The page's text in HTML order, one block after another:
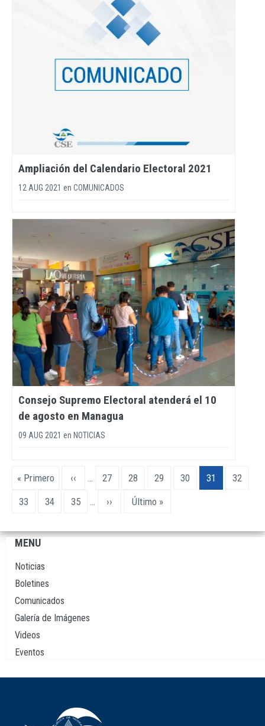
Ampliación del Calendario Electoral 2021
12 AUG 2021 en COMUNICADOS
Consejo Supremo Electoral atenderá el 10
de agosto en Managua
09 AUG 2021 en NOTICIAS
Paginación
Primera
« Primero
Página
‹‹ … Page
27 Page
28 Page
29 Page
30
Página
actual
31 Page
32
Page
33 Page
34 Page
35 …
Siguiente
››
Última
Último »
Navegación
principal
MENU
Noticias
Boletines
Comunicados
Galería de Imágenes
Videos
Eventos